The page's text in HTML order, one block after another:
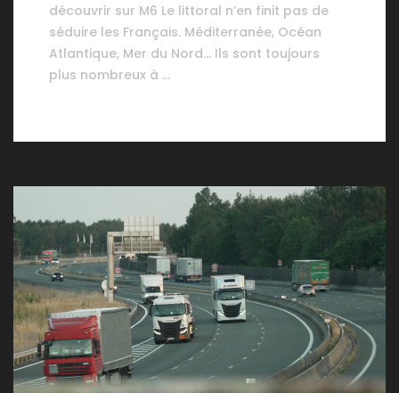
découvrir sur M6 Le littoral n’en finit pas de
séduire les Français. Méditerranée, Océan
Atlantique, Mer du Nord… Ils sont toujours
plus nombreux à …